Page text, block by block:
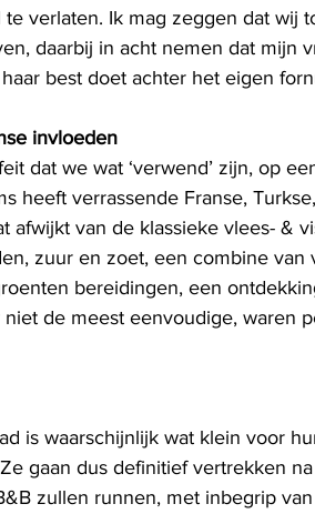
verlaten. Ik mag zeggen dat wij
daarbij in acht nemen dat mijn
best doet achter het eigen
invloeden
dat we wat ‘verwend’ zijn, op
heeft verrassende Franse,
afwijkt van de klassieke vlees- &
zuur en zoet, een combine van
bereidingen, een
de meest eenvoudige, waren
is waarschijnlijk wat klein voor
gaan dus definitief vertrekken
zullen runnen, met inbegrip